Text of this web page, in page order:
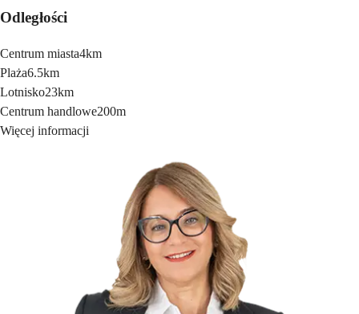
Odległości
Centrum miasta4km
Plaża6.5km
Lotnisko23km
Centrum handlowe200m
Więcej informacji